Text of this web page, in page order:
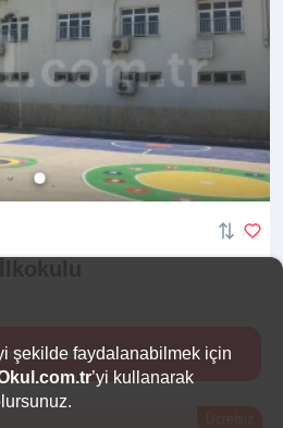
İncele
şekilde faydalanabilmek için
’yi kullanarak